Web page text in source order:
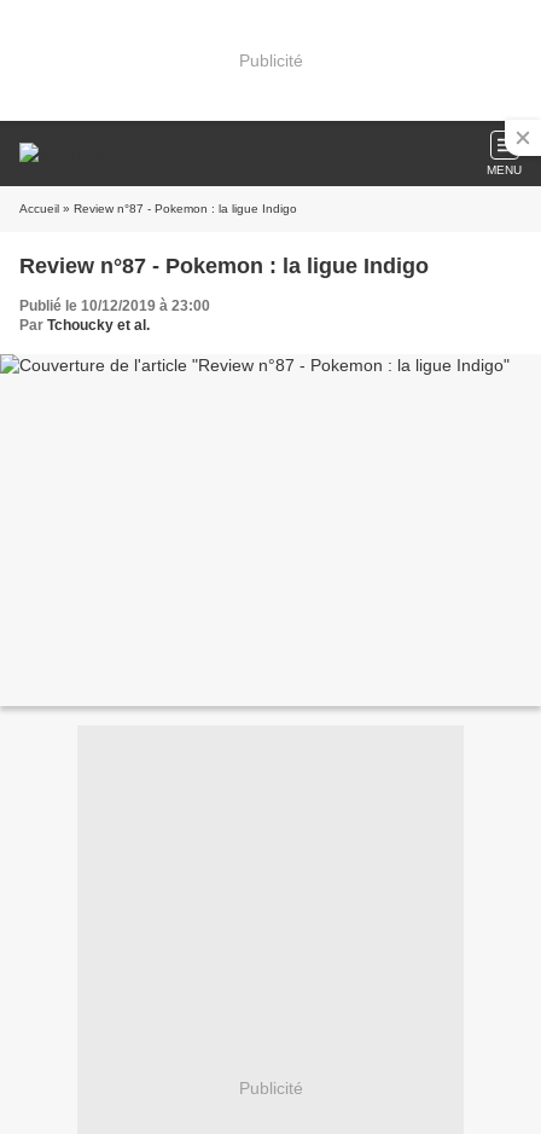
Publicité
MENU
Accueil » Review n°87 - Pokemon : la ligue Indigo
Review n°87 - Pokemon : la ligue Indigo
Publié le 10/12/2019 à 23:00
Par Tchoucky et al.
Publicité